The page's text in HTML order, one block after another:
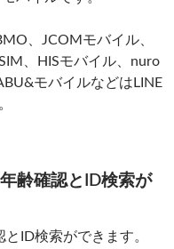
、JCOMモバイル、
、HISモバイル、nuro
モバイルなどはLINE
齢確認とID検索が
ID検索ができます。